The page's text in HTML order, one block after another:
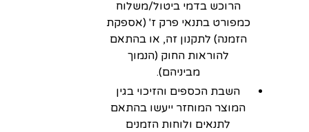
הרוכש בדמי ביטול/משלוח
כמפורט בתנאי פרק ז' (אספקת
הזמנה) לתקנון זה, או בהתאם
להוראות החוק (הנמוך
מביניהם).
השבת הכספים והזיכוי בגין
המוצר המוחזר ייעשו בהתאם
לתנאים ולוחות הזמנים